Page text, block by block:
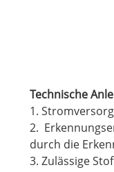
Technische
1.
2.
durch die
3. Zulässige